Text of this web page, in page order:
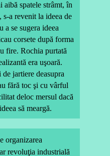
aibă spatele strâmt, în
s-a revenit la ideea de
a se sugera ideea
corsete după forma
fire. Rochia purtată
era uşoară.
jartiere deasupra
fără toc şi cu vârful
deloc mersul dacă
să meargă.
organizarea
revoluţia industrială